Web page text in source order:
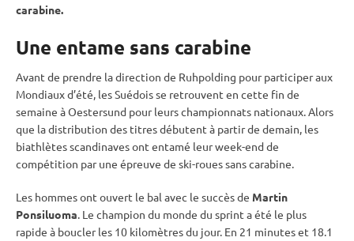
carabine.
Une entame sans carabine
Avant de prendre la direction de Ruhpolding pour participer aux
Mondiaux d’été, les Suédois se retrouvent en cette fin de
semaine à Oestersund pour leurs championnats nationaux. Alors
que la distribution des titres débutent à partir de demain, les
biathlètes scandinaves ont entamé leur week-end de
compétition par une épreuve de ski-rouessanscarabine.
Les hommes ont ouvert le bal avec le succès de Martin
Ponsiluoma. Le champion du monde du sprint a été le plus
rapide à boucler les 10 kilomètres du jour. En 21 minutes et 18.1